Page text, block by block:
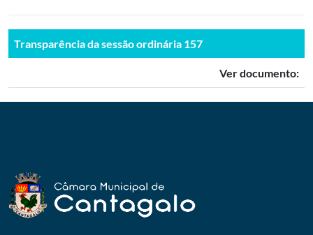
Transparência da sessão ordinária 157
Ver documento: